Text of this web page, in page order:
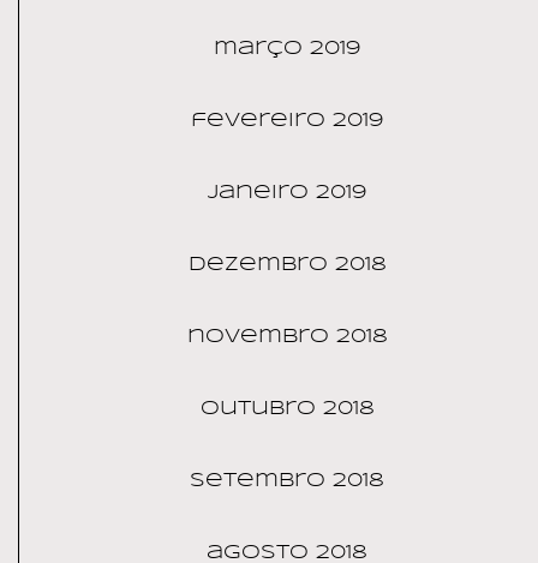
março 2019
fevereiro 2019
janeiro 2019
dezembro 2018
novembro 2018
outubro 2018
setembro 2018
agosto 2018